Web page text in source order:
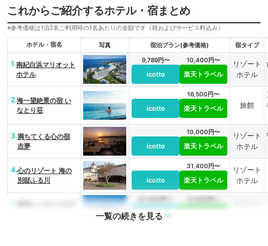
これからご紹介するホテル・宿まとめ
※参考価格は1泊2名ご利用時の1名あたりの金額です（税およびサービス料込み）
ホテル・宿名 写真 宿泊プラン(参考価格) 宿タイプ
1.南紀白浜マリオット
ホテル
9,789円〜
icotto
10,400円〜
楽天トラベル
リゾート
ホテル
2.海一望絶景の宿 い
なとり荘
icotto
16,500円〜
楽天トラベル 旅館
3.満ちてくる心の宿
吉夢
icotto
10,000円〜
楽天トラベル
リゾート
ホテル
4.心のリゾート 海の
別邸ふる川
icotto
31,400円〜
楽天トラベル
リゾート
ホテル
41,000円〜
icotto
12,500円〜
一覧の続きを見る